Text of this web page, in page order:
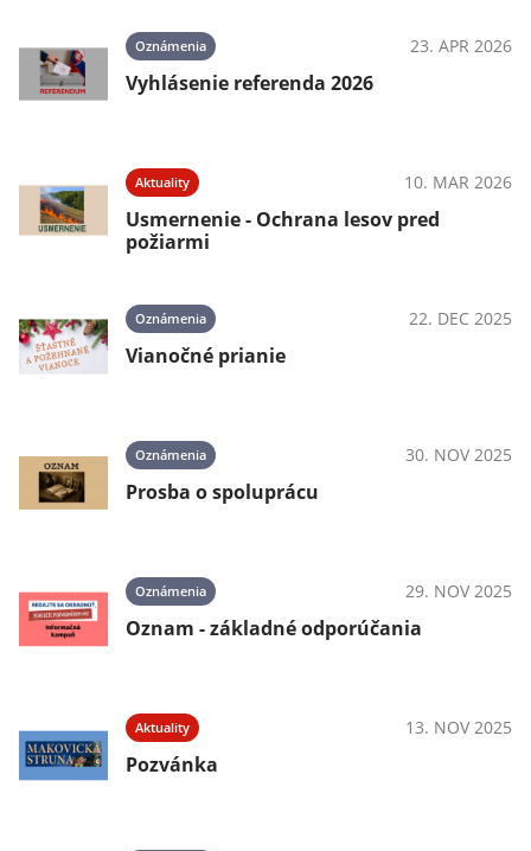
Oznámenia 23. APR 2026
Vyhlásenie referenda 2026
Aktuality 10. MAR 2026
Usmernenie - Ochrana lesov pred
požiarmi
Oznámenia 22. DEC 2025
Vianočné prianie
Oznámenia 30. NOV 2025
Prosba o spoluprácu
Oznámenia 29. NOV 2025
Oznam - základné odporúčania
Aktuality 13. NOV 2025
Pozvánka